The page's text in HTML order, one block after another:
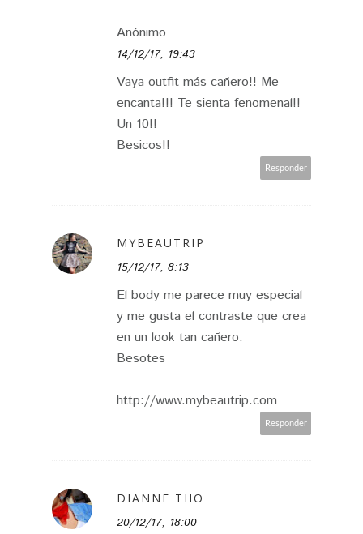
Anónimo
14/12/17, 19:43
Vaya outfit más cañero!! Me
encanta!!! Te sienta fenomenal!!
Un 10!!
Besicos!!
Responder
MYBEAUTRIP
15/12/17, 8:13
El body me parece muy especial
y me gusta el contraste que crea
en un look tan cañero.
Besotes
http://www.mybeautrip.com
Responder
DIANNE THO
20/12/17, 18:00